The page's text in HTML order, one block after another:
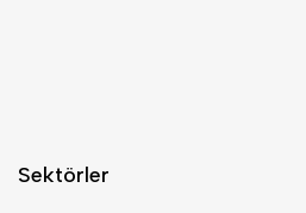
Sektörler